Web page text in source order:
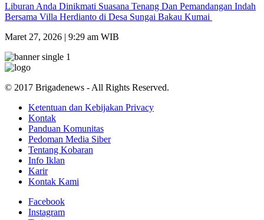
Liburan Anda Dinikmati Suasana Tenang Dan Pemandangan Indah
Bersama Villa Herdianto di Desa Sungai Bakau Kumai
Maret 27, 2026 | 9:29 am WIB
© 2017 Brigadenews - All Rights Reserved.
Ketentuan dan Kebijakan Privacy
Kontak
Panduan Komunitas
Pedoman Media Siber
Tentang Kobaran
Info Iklan
Karir
Kontak Kami
Facebook
Instagram